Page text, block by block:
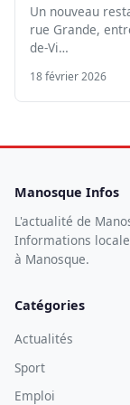
Un nouveau
rue Grande,
de-Vi…
18 février 2026
Manosque Infos
L'actualité de
Informations
à Manosque.
Catégories
Actualités
Sport
Emploi